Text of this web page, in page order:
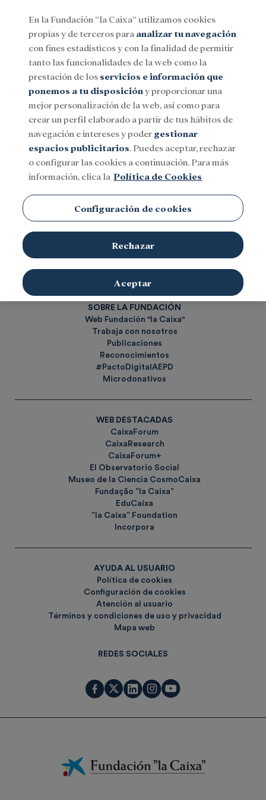
Menu
SocialInvestigación y becasCultura
Cruyff Court
Investigación y becas
Etiquetas
SOBRE LA FUNDACIÓN
Web Fundación "la Caixa"
Trabaja con nosotros
Publicaciones
Reconocimientos
#PactoDigitalAEPD
Microdonativos
WEB DESTACADAS
CaixaForum
CaixaResearch
CaixaForum+
El Observatorio Social
Museo de la Ciencia CosmoCaixa
Fundação ”la Caixa”
EduCaixa
”la Caixa” Foundation
Incorpora
AYUDA AL USUARIO
Política de cookies
Configuración de cookies
Atención al usuario
Términos y condiciones de uso y privacidad
Mapa web
REDES SOCIALES
Fundación
La
En la Fundación ”la Caixa” utilizamos cookies
propias y de terceros para analizar tu navegación
con fines estadísticos y con la finalidad de permitir
tanto las funcionalidades de la web como la
prestación de los servicios e información que
ponemos a tu disposición y proporcionar una
mejor personalización de la web, así como para
crear un perfil elaborado a partir de tus hábitos de
navegación e intereses y poder gestionar
espacios publicitarios. Puedes aceptar, rechazar
o configurar las cookies a continuación. Para más
información, clica la Política de Cookies
Configuración de cookies
Rechazar
Aceptar